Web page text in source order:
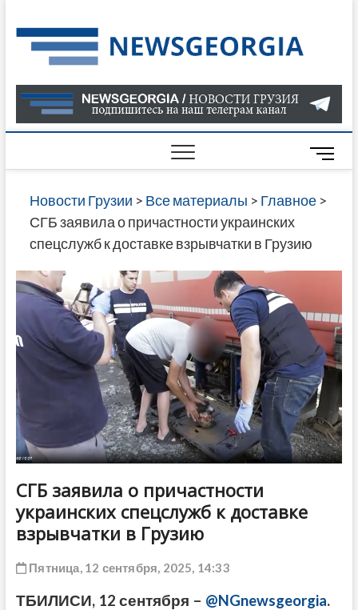
to
content
О
В
ГРУЗИИ
САЙТЕ
M
e
n
o
n
Новости Грузии > Все материалы > Главное>
СГБ заявила о причастности украинских
спецслужб к доставке взрывчатки в Грузию
СГБ заявила о причастности
украинских спецслужб к доставке
взрывчатки в Грузию
Пятница, 12 сентября, 2025, 14:33
ТБИЛИСИ, 12 сентября – @NGnewsgeorgia.